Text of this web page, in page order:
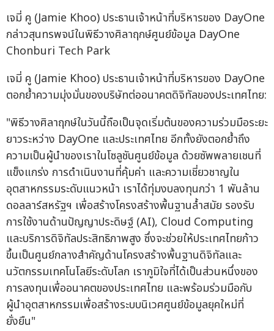
เจมี่ คู (Jamie Khoo) ประธานเจ้าหน้าที่บริหารของ DayOne
กล่าวสุนทรพจน์ในพิธีวางศิลาฤกษ์ศูนย์ข้อมูล DayOne
Chonburi Tech Park
เจมี่ คู (Jamie Khoo) ประธานเจ้าหน้าที่บริหารของ DayOne
ตอกย้ำความมุ่งมั่นของบริษัทต่ออนาคตดิจิทัลของประเทศไทย:
"พิธีวางศิลาฤกษ์ในวันนี้ถือเป็นจุดเริ่มต้นของความร่วมมือระยะ
ยาวระหว่าง DayOne และประเทศไทย อีกทั้งยังตอกย้ำถึง
ความเป็นผู้นำของเราในโซลูชันศูนย์ข้อมูล ด้วยซัพพลายเชนที่
แข็งแกร่ง การดำเนินงานที่คุ้มค่า และความเชี่ยวชาญใน
อุตสาหกรรมระดับแนวหน้า เราได้ทุ่มงบลงทุนกว่า 1 พันล้าน
ดอลลาร์สหรัฐฯ เพื่อสร้างโครงสร้างพื้นฐานล้ำสมัย รองรับ
การใช้งานด้านปัญญาประดิษฐ์ (AI), Cloud Computing
และบริการดิจิทัลประสิทธิภาพสูง ซึ่งจะช่วยให้ประเทศไทยก้าว
ขึ้นเป็นศูนย์กลางสำคัญด้านโครงสร้างพื้นฐานดิจิทัลและ
นวัตกรรมเทคโนโลยีระดับโลก เราภูมิใจที่ได้เป็นส่วนหนึ่งของ
การลงทุนเพื่ออนาคตของประเทศไทย และพร้อมร่วมมือกับ
ผู้นำอุตสาหกรรมเพื่อสร้างระบบนิเวศศูนย์ข้อมูลยุคใหม่ที่
ยั่งยืน"